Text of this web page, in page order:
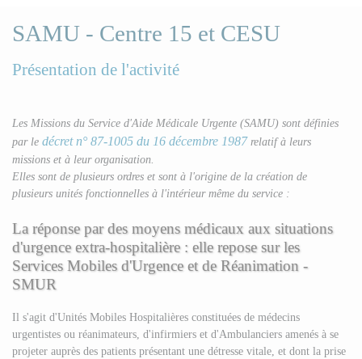
SAMU - Centre 15 et CESU
Présentation de l'activité
Les Missions du Service d'Aide Médicale Urgente (SAMU) sont définies
par le décret n° 87-1005 du 16 décembre 1987relatif à leurs
missions et à leur organisation.
Elles sont de plusieurs ordres et sont à l'origine de la création de
plusieurs unités fonctionnelles à l'intérieur même du service :
La réponse par des moyens médicaux aux situations
d'urgence extra-hospitalière : elle repose sur les
Services Mobiles d'Urgence et de Réanimation -
SMUR
Il s'agit d'Unités Mobiles Hospitalières constituées de médecins
urgentistes ou réanimateurs, d'infirmiers et d'Ambulanciers amenés à se
projeter auprès des patients présentant une détresse vitale, et dont la prise